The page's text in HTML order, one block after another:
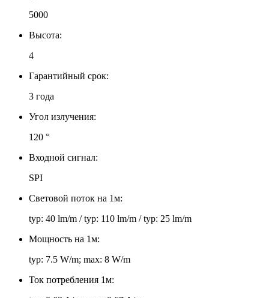
5000
Высота:
4
Гарантийный срок:
3 года
Угол излучения:
120 °
Входной сигнал:
SPI
Световой поток на 1м:
typ: 40 lm/m / typ: 110 lm/m / typ: 25 lm/m
Мощность на 1м:
typ: 7.5 W/m; max: 8 W/m
Ток потребления 1м: